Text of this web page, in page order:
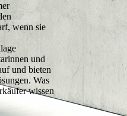
wenn sie
und
und bieten
Was
wissen